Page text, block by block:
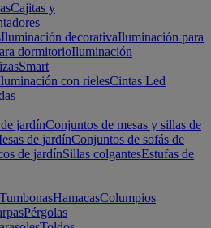
Cajitas y
Iluminación decorativaIluminación para
dormitorioIluminación
Smart
con rielesCintas Led
jardínConjuntos de mesas y sillas de
de jardínConjuntos de sofás de
de jardínSillas colgantesEstufas de
TumbonasHamacasColumpios
Pérgolas